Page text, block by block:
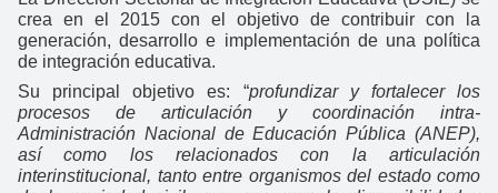
crea en el 2015 con el objetivo de contribuir con la
generación, desarrollo e implementación de una política
de integración educativa.
Su principal objetivo es: “profundizar y fortalecer los
procesos de articulación y coordinación intra-
Administración Nacional de Educación Pública (ANEP),
así como los relacionados con la articulación
interinstitucional, tanto entre organismos del estado como